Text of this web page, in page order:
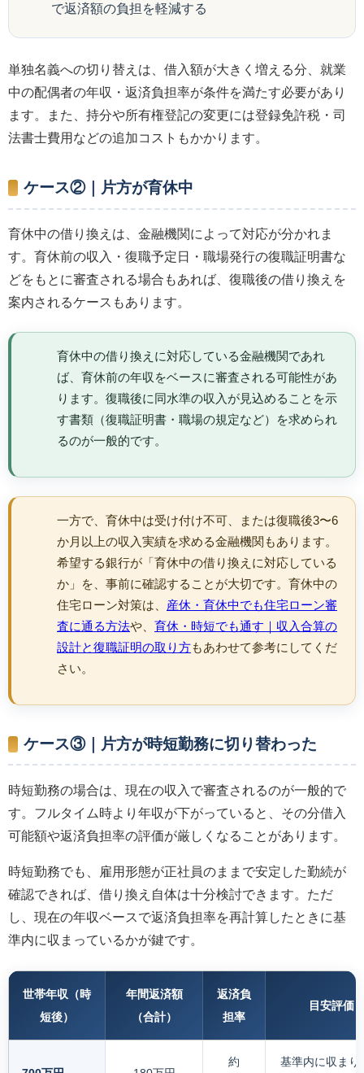
で返済額の負担を軽減する
単独名義への切り替えは、借入額が大きく増える分、就業
中の配偶者の年収・返済負担率が条件を満たす必要があり
ます。また、持分や所有権登記の変更には登録免許税・司
法書士費用などの追加コストもかかります。
ケース②｜片方が育休中
育休中の借り換えは、金融機関によって対応が分かれま
す。育休前の収入・復職予定日・職場発行の復職証明書な
どをもとに審査される場合もあれば、復職後の借り換えを
案内されるケースもあります。
育休中の借り換えに対応している金融機関であれ
ば、育休前の年収をベースに審査される可能性があ
ります。復職後に同水準の収入が見込めることを示
す書類（復職証明書・職場の規定など）を求められ
るのが一般的です。
一方で、育休中は受け付け不可、または復職後3〜6
か月以上の収入実績を求める金融機関もあります。
希望する銀行が「育休中の借り換えに対応している
か」を、事前に確認することが大切です。育休中の
住宅ローン対策は、 産休・育休中でも住宅ローン審
査に通る方法や、 育休・時短でも通す｜収入合算の
設計と復職証明の取り方 もあわせて参考にしてくだ
さい。
ケース③｜片方が時短勤務に切り替わった
時短勤務の場合は、現在の収入で審査されるのが一般的で
す。フルタイム時より年収が下がっていると、その分借入
可能額や返済負担率の評価が厳しくなることがあります。
時短勤務でも、雇用形態が正社員のままで安定した勤続が
確認できれば、借り換え自体は十分検討できます。ただ
し、現在の年収ベースで返済負担率を再計算したときに基
準内に収まっているかが鍵です。
世帯年収（時
短後）
年間返済額
（合計）
返済負
担率
目安評価
約 基準内に収まり